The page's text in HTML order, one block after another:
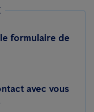
formulaire de
avec vous